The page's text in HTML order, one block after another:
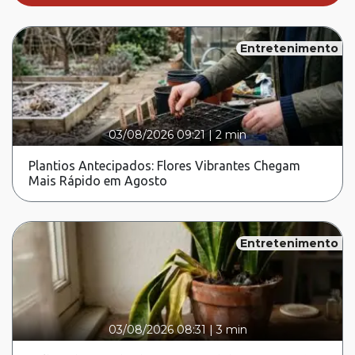
Entretenimento
03/08/2026 09:21|2 min
Plantios Antecipados: Flores Vibrantes Chegam
Mais Rápido em Agosto
Entretenimento
03/08/2026 08:31 |3 min